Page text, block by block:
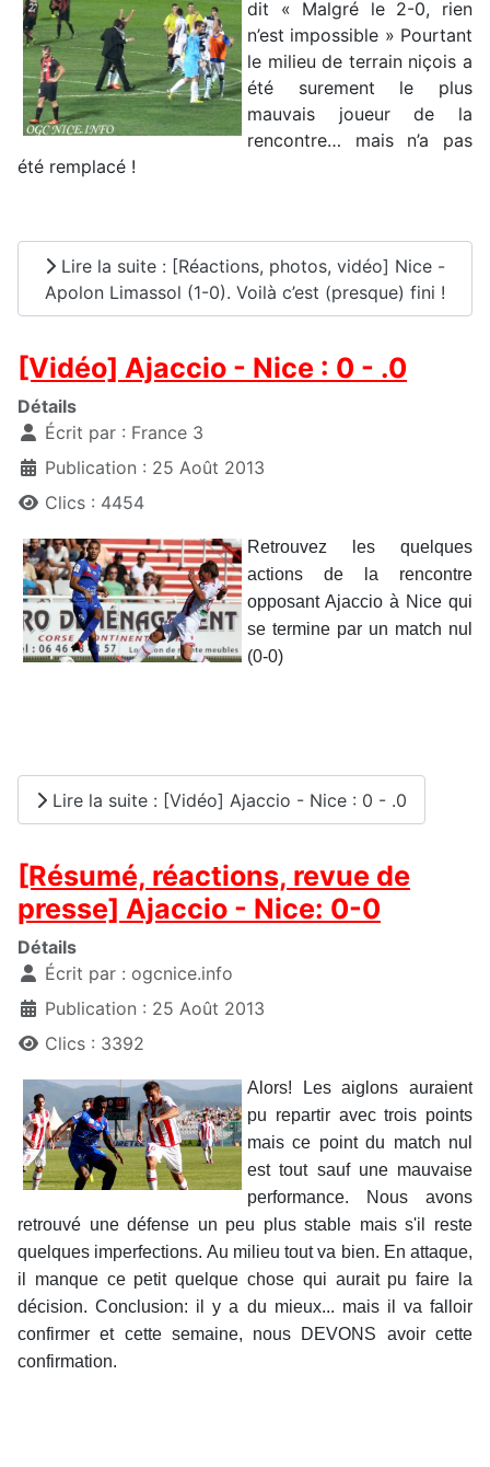
dit « Malgré le 2-0, rien
n’est impossible » Pourtant
le milieu de terrain niçois a
été surement le plus
mauvais joueur de la
rencontre… mais n’a pas
été remplacé !
Lire la suite : [Réactions, photos, vidéo] Nice -
Apolon Limassol (1-0). Voilà c’est (presque) fini !
[Vidéo] Ajaccio - Nice : 0 - .0
Détails
Écrit par : France 3
Publication : 25 Août 2013
Clics : 4454
Retrouvez les quelques
actions de la rencontre
opposant Ajaccio à Nice qui
se termine par un match nul
(0-0)
Lire la suite : [Vidéo] Ajaccio - Nice : 0 - .0
[Résumé, réactions, revue de
presse] Ajaccio - Nice: 0-0
Détails
Écrit par : ogcnice.info
Publication : 25 Août 2013
Clics : 3392
Alors! Les aiglons auraient
pu repartir avec trois points
mais ce point du match nul
est tout sauf une mauvaise
performance. Nous avons
retrouvé une défense un peu plus stable mais s'il reste
quelques imperfections. Au milieu tout va bien. En attaque,
il manque ce petit quelque chose qui aurait pu faire la
décision. Conclusion: il y a du mieux... mais il va falloir
confirmer et cette semaine, nous DEVONS avoir cette
confirmation.